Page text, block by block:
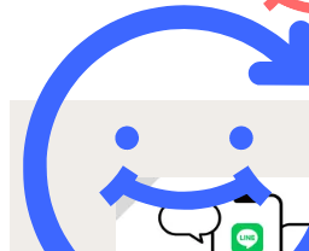
ニュース
にこスマ通信
マイページ